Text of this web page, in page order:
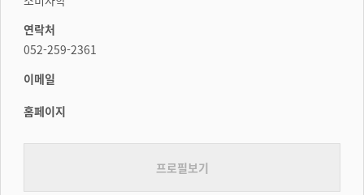
연락처
052-259-2361
이메일
홈페이지
프로필보기